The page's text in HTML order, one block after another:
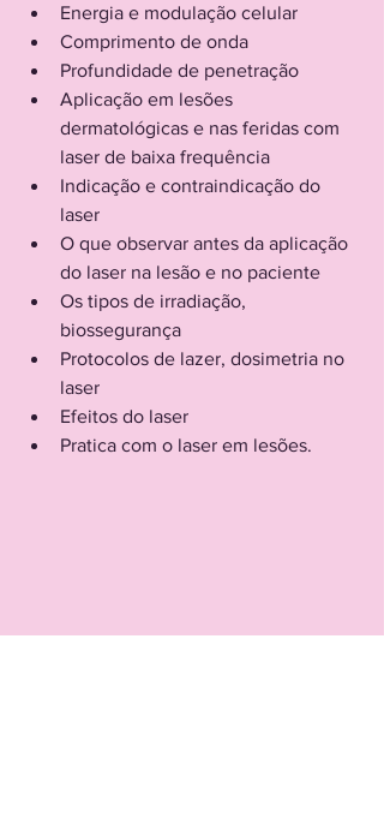
Energia e modulação celular
Comprimento de onda
Profundidade de penetração
Aplicação em lesões
dermatológicas e nas feridas com
laser de baixa frequência
Indicação e contraindicação do
laser
O que observar antes da aplicação
do laser na lesão e no paciente
Os tipos de irradiação,
biossegurança
Protocolos de lazer, dosimetria no
laser
Efeitos do laser
Pratica com o laser em lesões.